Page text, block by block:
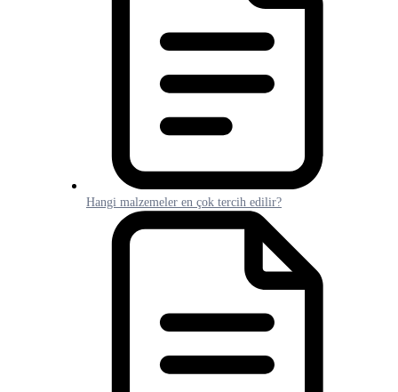
Hangi malzemeler en çok tercih edilir?